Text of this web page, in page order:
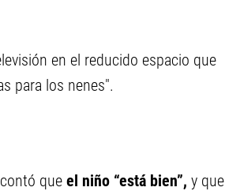
en el reducido espacio que
para los nenes".
que el niño “está bien”, y que